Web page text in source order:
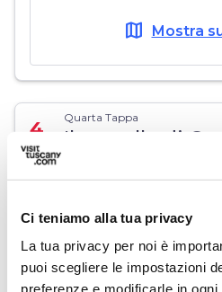
Ci teniamo alla tua privacy
La tua privacy per noi è
puoi scegliere le impostazioni
preferenze e modificarle in
map Mostra
4. Quarta Tappa
Il castello di
map